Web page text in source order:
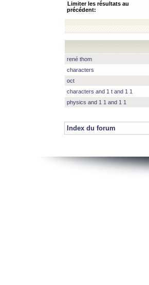
Limiter les résultats au
précédent:
rené thom
characters
oct
characters and 1 t and 1 1
physics and 1 1 and 1 1
Index du forum